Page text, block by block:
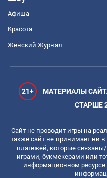
Афиша
Красота
Женский Журнал
21+
МАТЕРИАЛЫ
СТАРШЕ
Сайт не проводит игры на
также сайт не принимает ни
платежей, которые
играми, букмекерами или
информационном